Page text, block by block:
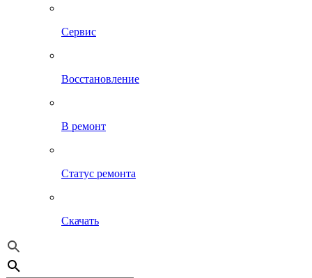
Сервис
Восстановление
В ремонт
Статус ремонта
Скачать